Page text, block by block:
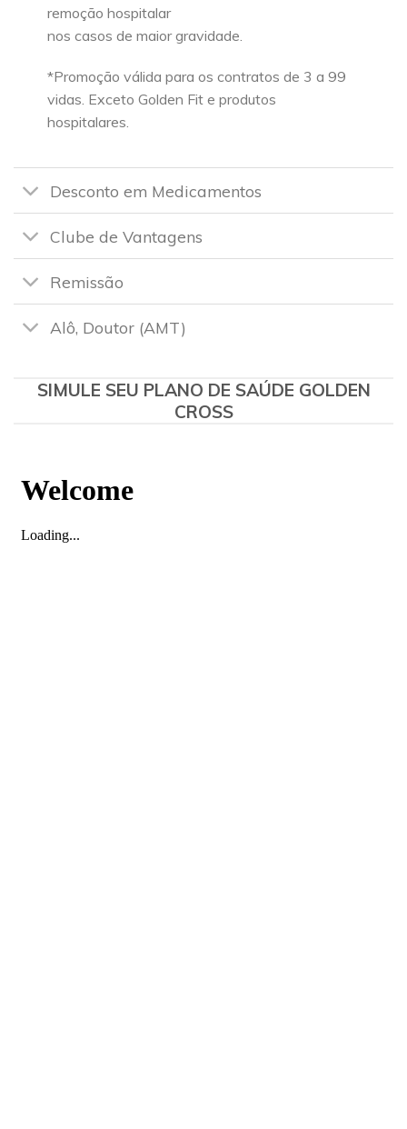
remoção hospitalar
nos casos de maior gravidade.
*Promoção válida para os contratos de 3 a 99
vidas. Exceto Golden Fit e produtos
hospitalares.
Desconto em Medicamentos
Clube de Vantagens
Remissão
Alô, Doutor (AMT)
SIMULE SEU PLANO DE SAÚDE GOLDEN
CROSS